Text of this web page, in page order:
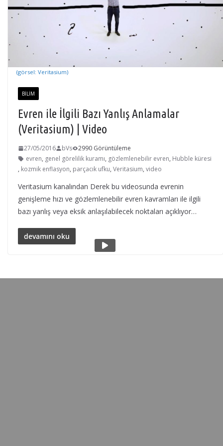
(görsel: Veritasium)
BILIM
Evren ile İlgili Bazı Yanlış Anlamalar
(Veritasium) | Video
27/05/2016 bVs
2990 Görüntüleme
evren, genel görelilik kuramı, gözlemlenebilir evren, Hubble küresi
, kozmik enflasyon, parçacık ufku, Veritasium, video
Veritasium kanalından Derek bu videosunda evrenin
genişleme hızı ve gözlemlenebilir evren kavramları ile ilgili
bazı yanlış veya eksik anlaşılabilecek noktaları açıklıyor…
devamını oku